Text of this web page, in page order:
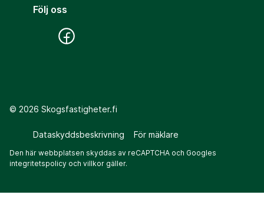
Följ oss
© 2026 Skogsfastigheter.fi
Dataskyddsbeskrivning För mäklare
Den här webbplatsen skyddas av reCAPTCHA och Googles
integritetspolicy och villkor gäller.